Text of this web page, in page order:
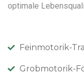
optimale
Feinmotorik-
Grobmotorik-